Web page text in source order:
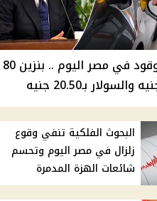
أسعار الوقود في مصر اليوم .. بنزين 80
البحوث الفلكية تنفي وقوع
زلزال في مصر اليوم وتحسم
شائعات الهزة المدمرة